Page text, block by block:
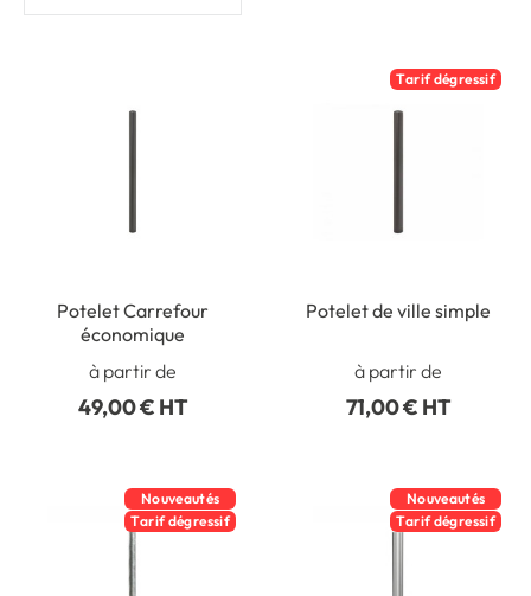
Potelet Carrefour
économique
à partir de
49,00 € HT
Tarif dégressif
Potelet de ville simple
à partir de
71,00 € HT
Nouveautés
Tarif dégressif
Nouveautés
Tarif dégressif